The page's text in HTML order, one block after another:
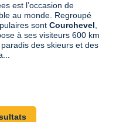
est l’occasion de
au monde. Regroupé
sont Courchevel
à ses visiteurs 600 km
des skieurs et des